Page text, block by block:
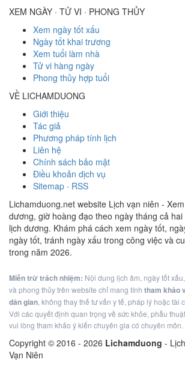
XEM NGÀY · TỬ VI · PHONG THỦY
Xem ngày tốt xấu
Ngày tốt khai trương
Xem tuổi làm nhà
Tử vi hàng ngày
Phong thủy hợp tuổi
VỀ LICHAMDUONG
Giới thiệu
Tác giả
Phương pháp tính lịch
Liên hệ
Chính sách bảo mật
Điều khoản dịch vụ
Sitemap · RSS
Lichamduong.net website Lịch vạn niên -
dương, giờ hoàng đạo theo ngày tháng cả
lịch dương. Khám phá cách xem ngày tốt,
ngày tốt, tránh ngày xấu trong công việc và
trong năm 2026.
Miễn trừ trách nhiệm: Nội dung lịch âm, ngày tốt
và phong thủy trên website chỉ mang tính tham khảo
dân gian, không thay thế tư vấn y tế, pháp lý hoặc tài
Với các quyết định quan trọng về sức khỏe, phẫu
vui lòng tham khảo ý kiến chuyên gia có chuyên môn.
Copyright © 2016 - 2026 Lichamduong -
Vạn Niên